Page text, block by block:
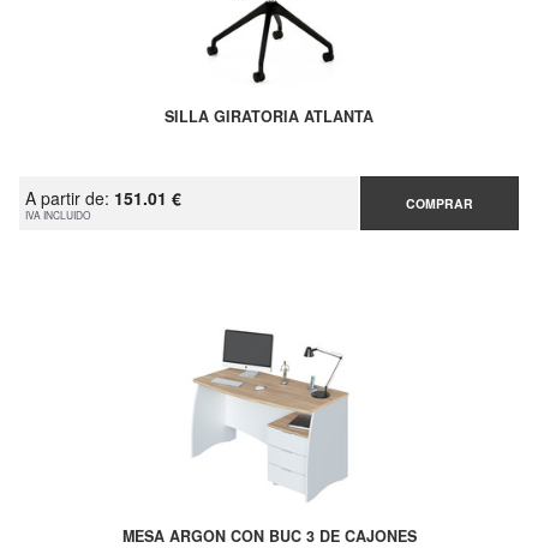
SILLA GIRATORIA ATLANTA
A partir de: 151.01 €
IVA INCLUIDO
COMPRAR
MESA ARGON CON BUC 3 DE CAJONES